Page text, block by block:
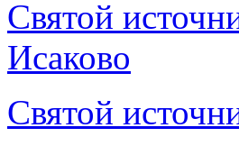
Святой
Исаково
Святой